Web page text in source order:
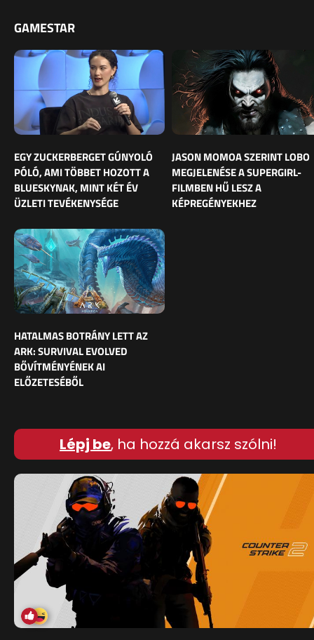
GAMESTAR
EGY ZUCKERBERGET GÚNYOLÓ
PÓLÓ, AMI TÖBBET HOZOTT A
BLUESKYNAK, MINT KÉT ÉV
ÜZLETI TEVÉKENYSÉGE
JASON MOMOA SZERINT LOBO
MEGJELENÉSE A SUPERGIRL-
FILMBEN HŰ LESZ A
KÉPREGÉNYEKHEZ
HATALMAS BOTRÁNY LETT AZ
ARK: SURVIVAL EVOLVED
BŐVÍTMÉNYÉNEK AI
ELŐZETESÉBŐL
Lépj be, ha hozzá akarsz szólni!